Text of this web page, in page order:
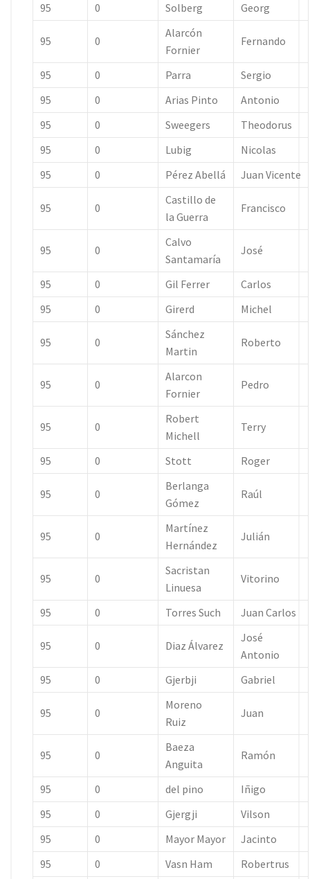
95
0 Solberg Georg
95 0
Alarcón
Fornier
Fernando
95 0 Parra
Sergio
95
0 Arias Pinto
Antonio
95
0 Sweegers
Theodorus
95
0 Lubig
Nicolas
95
0 Pérez Abellá Juan Vicente
95 0
Castillo de
la Guerra
Francisco
95 0
Calvo
Santamaría
José
95 0 Gil Ferrer
Carlos
95
0 Girerd Michel
95 0
Sánchez
Martin
Roberto
95 0
Alarcon
Fornier
Pedro
95 0
Robert
Michell
Terry
95 0 Stott Roger
95 0
Berlanga
Gómez
Raúl
95 0
Martínez
Hernández
Julián
95 0
Sacristan
Linuesa
Vitorino
95 0 Torres Such Juan Carlos
95 0 Diaz Álvarez
José
Antonio
95
0 Gjerbji Gabriel
95 0
Moreno
Ruiz
Juan
95 0
Baeza
Anguita
Ramón
95 0 del pino
Iñigo
95
0 Gjergji
Vilson
95
0 Mayor Mayor
Jacinto
95
0 Vasn Ham Robertrus